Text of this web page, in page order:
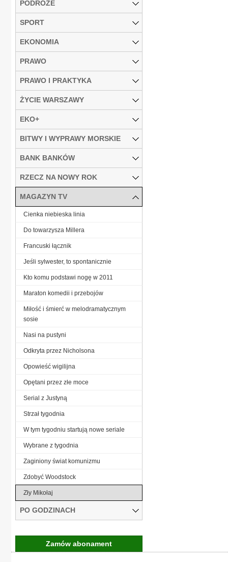
PODRÓŻE
SPORT
EKONOMIA
PRAWO
PRAWO I PRAKTYKA
ŻYCIE WARSZAWY
EKO+
BITWY I WYPRAWY MORSKIE
BANK BANKÓW
RZECZ NA NOWY ROK
MAGAZYN TV
Cienka niebieska linia
Do towarzysza Millera
Francuski łącznik
Jeśli sylwester, to spontanicznie
Kto komu podstawi nogę w 2011
Maraton komedii i przebojów
Miłość i śmierć w melodramatycznym
sosie
Nasi na pustyni
Odkryta przez Nicholsona
Opowieść wigilijna
Opętani przez złe moce
Serial z Justyną
Strzał tygodnia
W tym tygodniu startują nowe seriale
Wybrane z tygodnia
Zaginiony świat komunizmu
Zdobyć Woodstock
Zły Mikołaj
PO GODZINACH
Zamów abonament